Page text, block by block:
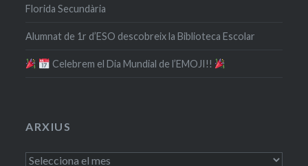
Florida Secundària
Alumnat de 1r d’ESO descobreix la Biblioteca Escolar
​ Celebrem el Dia Mundial de l’EMOJI!!
ARXIUS
Arxius